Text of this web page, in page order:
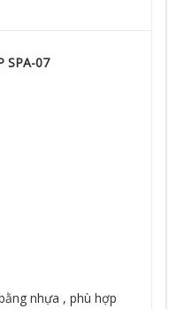
SPA-07
nhựa , phù hợp